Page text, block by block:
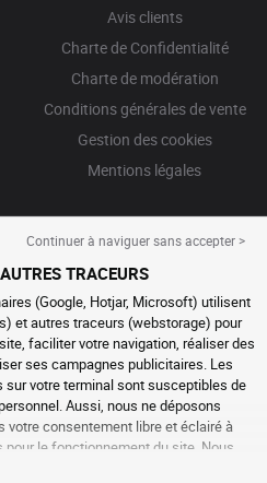
Avis clients
Charte de Confidentialité
Charte de modération
Conditions générales de vente
Gestion des cookies
Mentions légales
Continuer à naviguer sans accepter >
TRACEURS
(Google, Hotjar, Microsoft) utilisent
et autres traceurs (webstorage) pour
faciliter votre navigation, réaliser des
ses campagnes publicitaires. Les
votre terminal sont susceptibles de
Aussi, nous ne déposons
votre consentement libre et éclairé à
pour le fonctionnement du site. Nous